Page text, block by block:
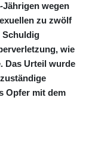
Jährigen wegen
zu zwölf
Schuldig
wie
Das Urteil wurde
Opfer mit dem